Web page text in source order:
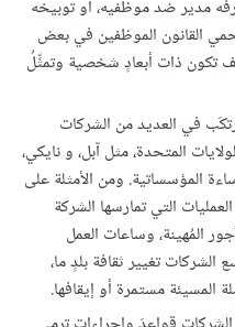
مدير ضد موظفيه، أو توبيخه
القانون الموظفين في بعض
تكون ذات أبعادٍ شخصية وتمثِّلُ
في العديد من الشركات
المتحدة، مثل آبل، و نايكي،
المؤسساتية. ومن الأمثلة على
التي تمارسها الشركة
المُهينة، وساعات العمل
الشركات تغيير ثقافة بلدٍ ما،
المسيئة مستمرة أو إيقافها.